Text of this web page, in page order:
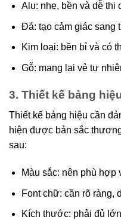
Alu: nhẹ, bền và dễ thi
Đá: tạo cảm giác sang
Kim loại: bền bỉ và có
Gỗ: mang lại vẻ tự
3. Thiết kế bảng
Thiết kế bảng hiệu cần
hiện được bản sắc
sau:
Màu sắc: nên phù
Font chữ: cần rõ ràng,
Kích thước: phải đủ